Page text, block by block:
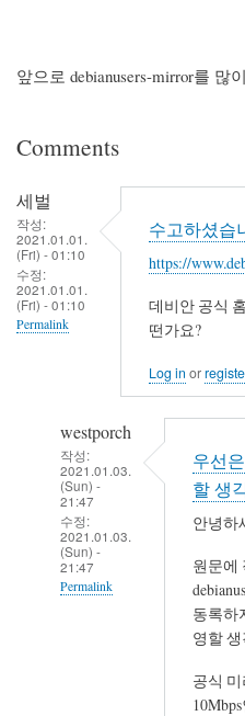
앞으로 debianusers-mirror를
Comments
세벌
작성:
2021.01.01.
(Fri) - 01:10
수정:
2021.01.01.
(Fri) - 01:10
Permalink
수고하셨습
https://
데비안 공식
떤가요?
Log in or
westporch
작성:
2021.01.03.
(Sun) -
21:47
수정:
2021.01.03.
(Sun) -
21:47
Permalink
우선
할 생
안녕하
원문에
동록하
영할
공식